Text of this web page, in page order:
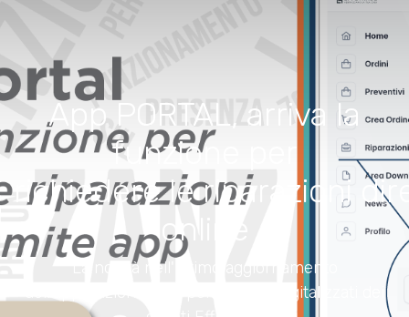
App PORTAL, arriva la
funzione per
richiedere le riparazioni
online
La novità nell'ultimo aggiornamento
dell'applicazione web per i servizi digitalizzati dei